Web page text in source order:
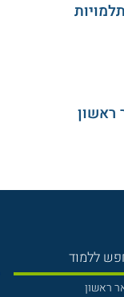
ראשון
ללמוד
ראשון